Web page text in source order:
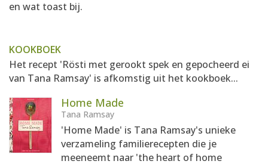
en wat toast bij.
KOOKBOEK
Het recept 'Rösti met gerookt spek en gepocheerd ei
van Tana Ramsay' is afkomstig uit het kookboek...
Home Made
Tana Ramsay
'Home Made' is Tana Ramsay's unieke
verzameling familierecepten die je
meeneemt naar 'the heart of home